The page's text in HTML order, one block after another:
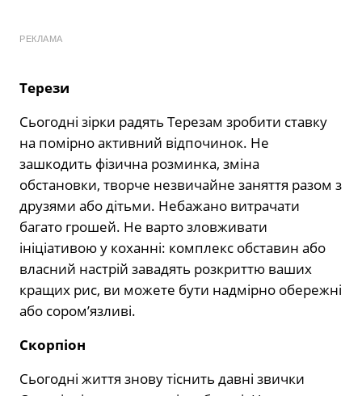
РЕКЛАМА
Терези
Сьогодні зірки радять Терезам зробити ставку
на помірно активний відпочинок. Не
зашкодить фізична розминка, зміна
обстановки, творче незвичайне заняття разом з
друзями або дітьми. Небажано витрачати
багато грошей. Не варто зловживати
ініціативою у коханні: комплекс обставин або
власний настрій завадять розкриттю ваших
кращих рис, ви можете бути надмірно обережні
або сором’язливі.
Скорпіон
Сьогодні життя знову тіснить давні звички